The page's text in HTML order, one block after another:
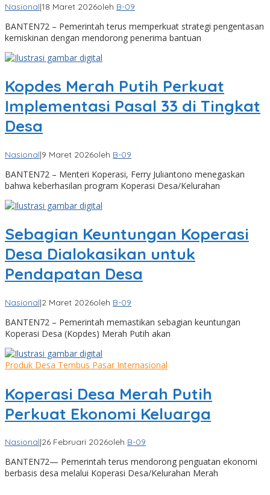
Nasional|18 Maret 2026oleh B-09
BANTEN72 – Pemerintah terus memperkuat strategi pengentasan
kemiskinan dengan mendorong penerima bantuan
Kopdes Merah Putih Perkuat
Implementasi Pasal 33 di Tingkat
Desa
Nasional|9 Maret 2026oleh B-09
BANTEN72 – Menteri Koperasi, Ferry Juliantono menegaskan
bahwa keberhasilan program Koperasi Desa/Kelurahan
Sebagian Keuntungan Koperasi
Desa Dialokasikan untuk
Pendapatan Desa
Nasional|2 Maret 2026oleh B-09
BANTEN72 – Pemerintah memastikan sebagian keuntungan
Koperasi Desa (Kopdes) Merah Putih akan
Produk Desa Tembus Pasar Internasional
Koperasi Desa Merah Putih
Perkuat Ekonomi Keluarga
Nasional|26 Februari 2026oleh B-09
BANTEN72— Pemerintah terus mendorong penguatan ekonomi
berbasis desa melalui Koperasi Desa/Kelurahan Merah